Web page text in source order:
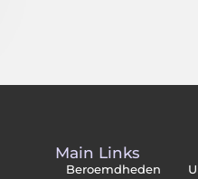
Main Links
Beroemdheden